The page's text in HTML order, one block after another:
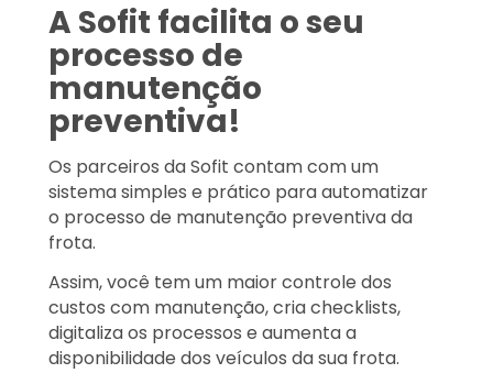
A Sofit facilita o seu
processo de
manutenção
preventiva!
Os parceiros da Sofit contam com um
sistema simples e prático para automatizar
o processo de manutenção preventiva da
frota.
Assim, você tem um maior controle dos
custos com manutenção, cria checklists,
digitaliza os processos e aumenta a
disponibilidade dos veículos da sua frota.